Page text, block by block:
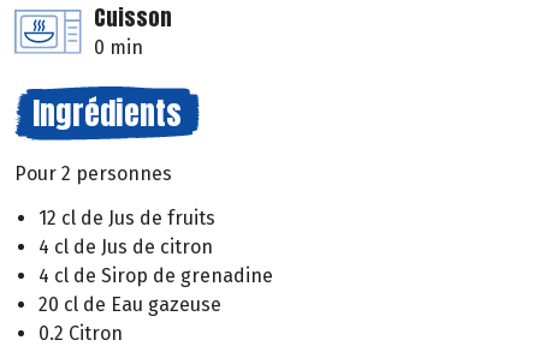
Cuisson
0 min
Ingrédients
Pour 2 personnes
12 cl de Jus de fruits
4 cl de Jus de citron
4 cl de Sirop de grenadine
20 cl de Eau gazeuse
0.2 Citron